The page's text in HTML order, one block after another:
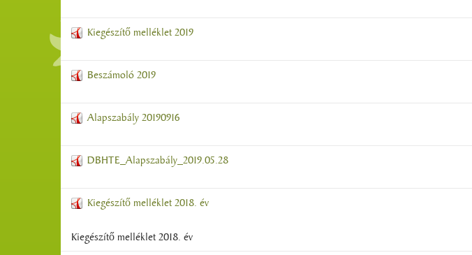
Kiegészítő melléklet 2019
Beszámoló 2019
Alapszabály 20190916
DBHTE_Alapszabály_2019.05.28
Kiegészítő melléklet 2018. év
Kiegészítő melléklet 2018. év